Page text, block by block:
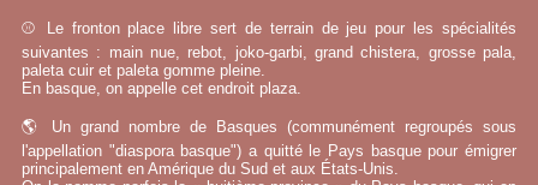
⚾ Le fronton place libre sert de terrain de jeu pour les spécialités
suivantes : main nue, rebot, joko-garbi, grand chistera, grosse pala,
paleta cuir et paleta gomme pleine.
En basque, on appelle cet endroit plaza.
🌎 Un grand nombre de Basques (communément regroupés sous
l'appellation "diaspora basque") a quitté le Pays basque pour émigrer
principalement en Amérique du Sud et aux États-Unis.